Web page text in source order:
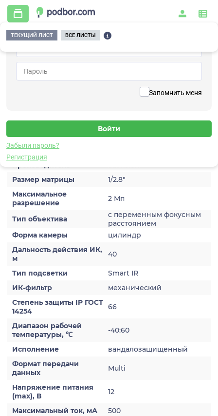
Запомнить меня
Забыли пароль?
Регистрация
ТЕКУЩИЙ ЛИСТ ВСЕ ЛИСТЫ
Главная / Видеонаблюдение / Видеокамеры / Аналоговые / SVC-S692V SL
Вернуться к списку
Видеокамера аналоговая
Характеристики
Производитель
Satvision
Размер матрицы
1/2.8″
Максимальное
разрешение
2 Мп
Тип объектива
с переменным фокусным
расстоянием
Форма камеры
цилиндр
Дальность действия ИК,
м
40
Тип подсветки
Smart IR
ИК-фильтр
механический
Степень защиты IP ГОСТ
14254
66
Диапазон рабочей
температуры, ℃
-40:60
Исполнение
вандалозащищенный
Формат передачи
данных
Multi
Напряжение питания
(max), В
12
Максимальный ток, мА
500